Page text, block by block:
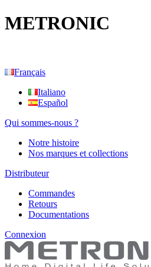
METRONIC
Français
Italiano
Español
Qui sommes-nous ?
Notre histoire
Nos marques et collections
Distributeur
Commandes
Retours
Documentations
Connexion